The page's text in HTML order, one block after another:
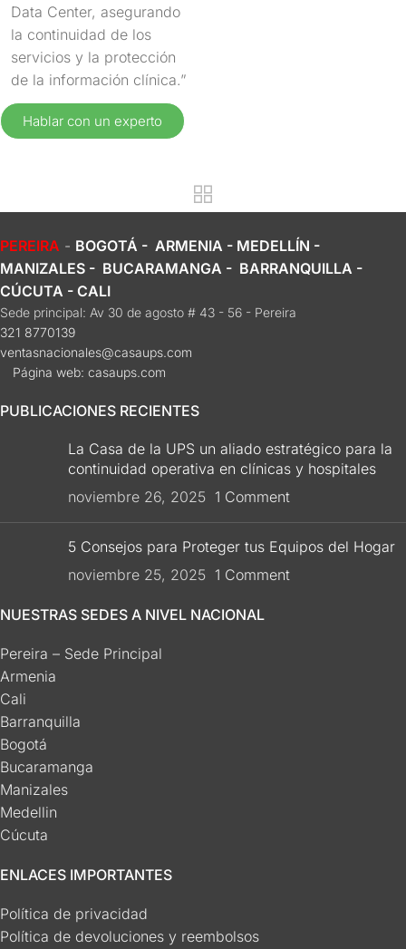
Data Center, asegurando
la continuidad de los
servicios y la protección
de la información clínica.”
Hablar con un experto
PEREIRA - BOGOTÁ - ARMENIA - MEDELLÍN -
MANIZALES - BUCARAMANGA - BARRANQUILLA -
CÚCUTA - CALI
Sede principal: Av 30 de agosto # 43 - 56 - Pereira
321 8770139
ventasnacionales@casaups.com
Página web: casaups.com
PUBLICACIONES RECIENTES
La Casa de la UPS un aliado estratégico para la
continuidad operativa en clínicas y hospitales
noviembre 26, 2025 1 Comment
5 Consejos para Proteger tus Equipos del Hogar
noviembre 25, 2025 1 Comment
NUESTRAS SEDES A NIVEL NACIONAL
Pereira – Sede Principal
Armenia
Cali
Barranquilla
Bogotá
Bucaramanga
Manizales
Medellin
Cúcuta
ENLACES IMPORTANTES
Política de privacidad
Política de devoluciones y reembolsos